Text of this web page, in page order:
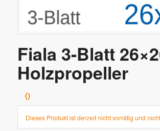
Fiala 3-Blatt
Holzpropeller
Dieses Produkt ist derzeit nicht vorrätig und